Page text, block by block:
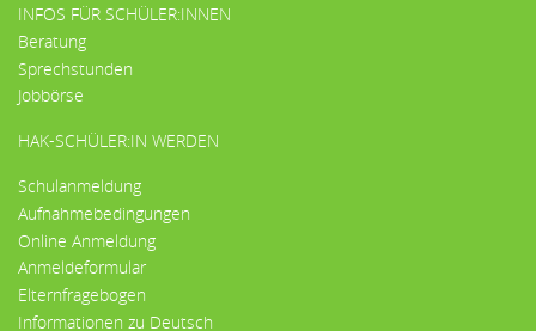
INFOS FÜR SCHÜLER:INNEN
Beratung
Sprechstunden
Jobbörse
HAK-SCHÜLER:IN WERDEN
Schulanmeldung
Aufnahmebedingungen
Online Anmeldung
Anmeldeformular
Elternfragebogen
Informationen zu Deutsch